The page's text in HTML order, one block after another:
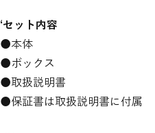
‘セット内容
●本体
●ボックス
●取扱説明書
●保証書は取扱説明書に付属